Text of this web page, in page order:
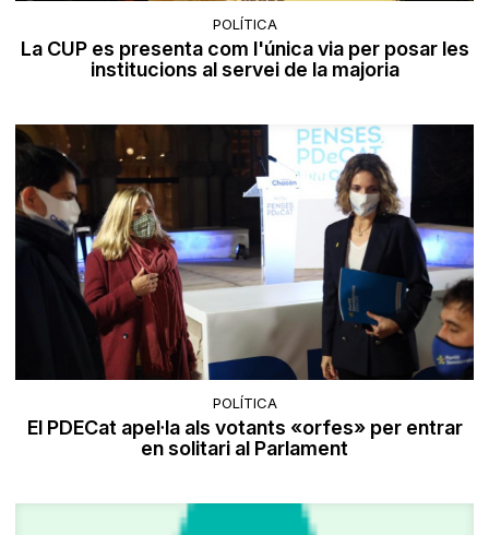
POLÍTICA
La CUP es presenta com l'única via per posar les
institucions al servei de la majoria
POLÍTICA
El PDECat apel·la als votants «orfes» per entrar
en solitari al Parlament